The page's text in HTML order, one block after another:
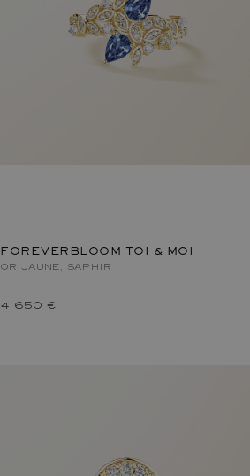
FOREVERBLOOM TOI & MOI
OR JAUNE, SAPHIR
4 650 €